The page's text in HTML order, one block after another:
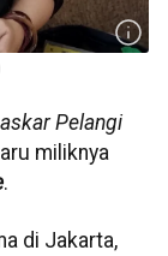
Pelangi
miliknya
.
di Jakarta,